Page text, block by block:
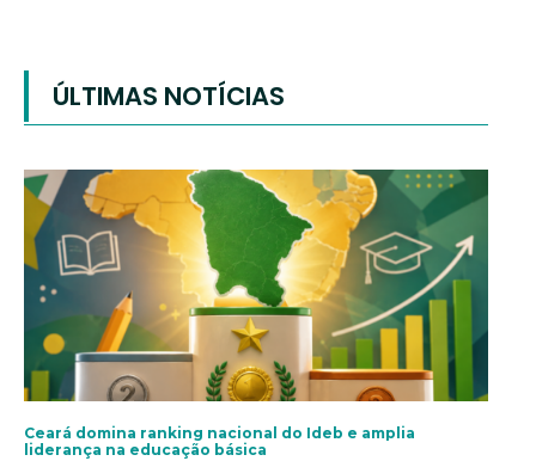
ÚLTIMAS NOTÍCIAS
Ceará domina ranking nacional do Ideb e amplia
liderança na educação básica